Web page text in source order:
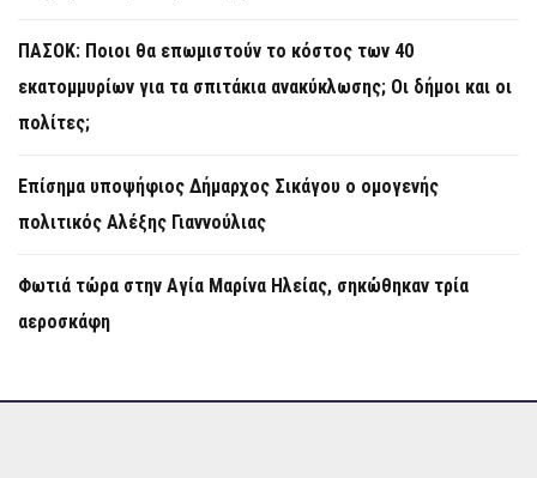
ΠΑΣΟΚ: Ποιοι θα επωμιστούν το κόστος των 40
εκατομμυρίων για τα σπιτάκια ανακύκλωσης; Οι δήμοι και οι
πολίτες;
Επίσημα υποψήφιος Δήμαρχος Σικάγου ο ομογενής
πολιτικός Αλέξης Γιαννούλιας
Φωτιά τώρα στην Aγία Μαρίνα Ηλείας, σηκώθηκαν τρία
αεροσκάφη